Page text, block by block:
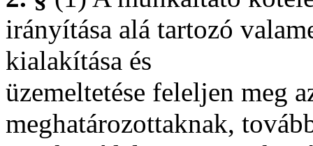
irányítása alá tartozó
kialakítása és
üzemeltetése feleljen meg
meghatározottaknak,